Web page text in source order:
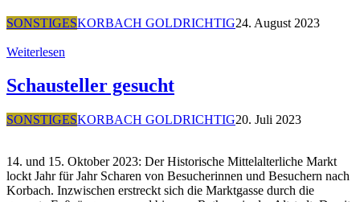
SONSTIGESKORBACH GOLDRICHTIG24. August 2023
Weiterlesen
Schausteller gesucht
SONSTIGESKORBACH GOLDRICHTIG20. Juli 2023
14. und 15. Oktober 2023: Der Historische Mittelalterliche Markt
lockt Jahr für Jahr Scharen von Besucherinnen und Besuchern nach
Korbach. Inzwischen erstreckt sich die Marktgasse durch die